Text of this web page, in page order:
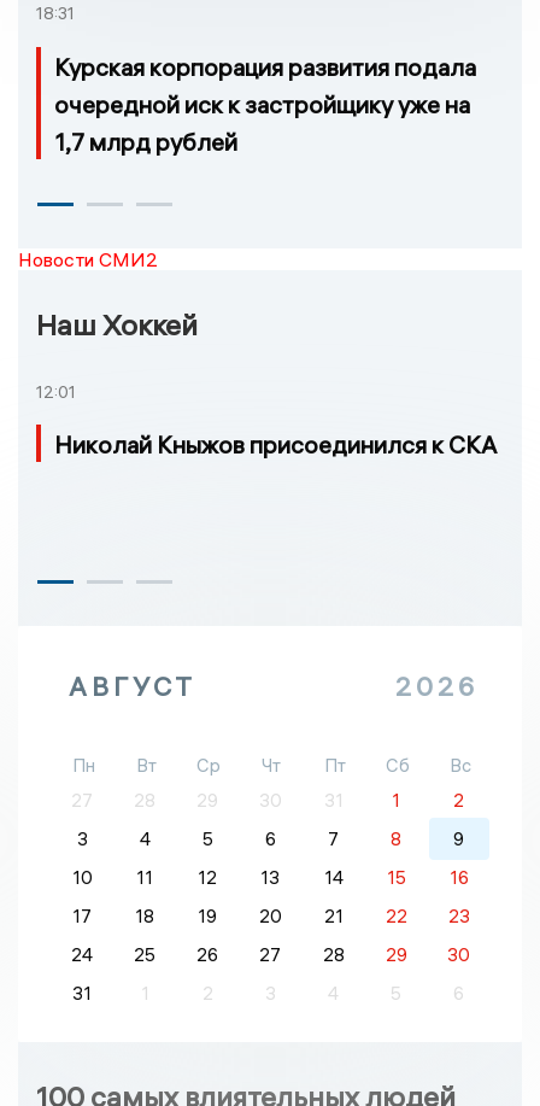
18:31
Курская корпорация развития подала
очередной иск к застройщику уже на
1,7 млрд рублей
Новости СМИ2
Наш Хоккей
12:01
Николай Кныжов присоединился к СКА
АВГУСТ 2026
Пн Вт Ср Чт Пт Сб
Вс
27
28 29 30 31 1
2
3
4 5 6 7 8
9
10
11 12 13 14 15
16
17
18 19 20 21 22
23
24
25 26 27 28 29
30
31
1 2 3 4 5 6
100 самых влиятельных людей